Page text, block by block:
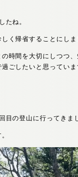
たね。
く帰省することにしま
時間を大切にしつつ
ごしたいと思っていま
目の登山に行ってきま